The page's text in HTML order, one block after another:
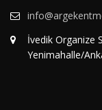
İvedik Organize
Yenimahalle/